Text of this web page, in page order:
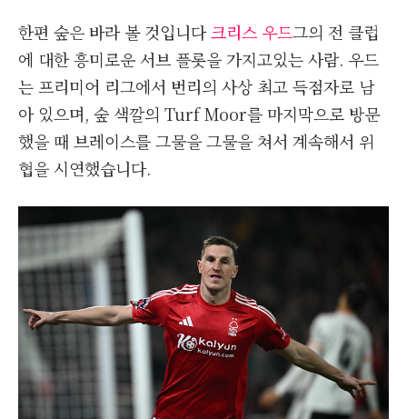
한편 숲은 바라 볼 것입니다크리스 우드그의 전 클럽
에 대한 흥미로운 서브 플롯을 가지고있는 사람. 우드
는 프리미어 리그에서 번리의 사상 최고 득점자로 남
아 있으며, 숲 색깔의 Turf Moor를 마지막으로 방문
했을 때 브레이스를 그물을 그물을 쳐서 계속해서 위
협을 시연했습니다.